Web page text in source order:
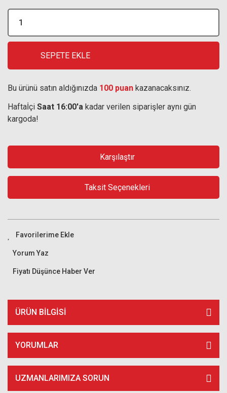
SEPETE EKLE
Bu ürünü satın aldığınızda 100 puan kazanacaksınız.
Haftaİçi Saat 16:00'a kadar verilen siparişler aynı gün
kargoda!
Karşılaştır
Taksit Seçenekleri
Yorum Yaz
Fiyatı Düşünce Haber Ver
ÜRÜN BILGISI
YORUMLAR
UZMANLARIMIZA SORUN